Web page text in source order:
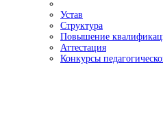
Устав
Структура
Повышение
Аттестация
Конкурсы